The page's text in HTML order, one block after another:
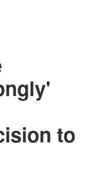
to